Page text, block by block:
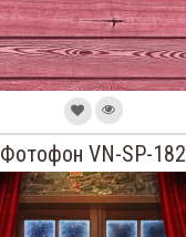
Фотофон VN-SP-182